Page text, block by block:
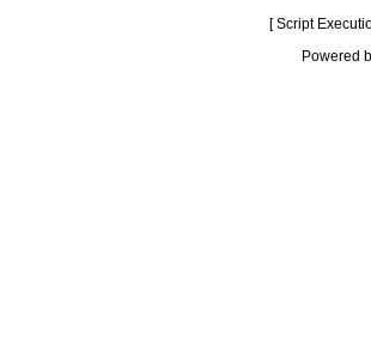
[ Script
Powered